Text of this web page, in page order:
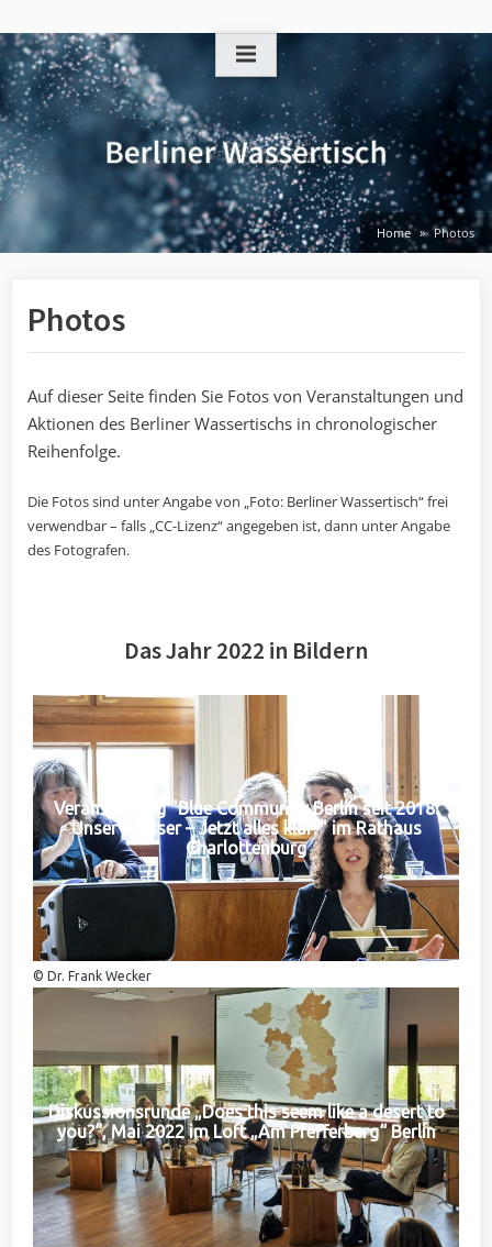
to
content
Home Photos
Photos
Auf dieser Seite finden Sie Fotos von Veranstaltungen und
Aktionen des Berliner Wassertischs in chronologischer
Reihenfolge.
Die Fotos sind unter Angabe von „Foto: Berliner Wassertisch“ frei
verwendbar – falls „CC-Lizenz“ angegeben ist, dann unter Angabe
des Fotografen.
Das Jahr 2022 in Bildern
Veranstaltung "Blue Community Berlin seit 2018:
Unser Wasser – Jetzt alles klar?" im Rathaus
Charlottenburg
© Dr. Frank Wecker
Diskussionsrunde „Does this seem like a desert to
you?“, Mai 2022 im Loft „Am Pfefferberg“ Berlin